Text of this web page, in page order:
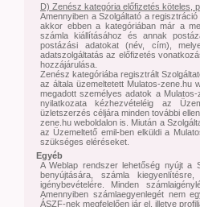
D) Zenész kategória előfizetés köteles,
Amennyiben a Szolgáltató a
akkor ebben a kategóriában már a
számla kiállításához és annak
postázási adatokat (név, cím),
adatszolgáltatás az előfizetés
hozzájárulása.
Zenész kategóriába regisztrált
az általa üzemeltetett Mulatos-zene.hu
megadott személyes adatok a
nyilatkozata kézhezvételéig az
üzletszerzés céljára minden további
zene.hu weboldalon is. Miután a
az Üzemeltető emil-ben elküldi a
szükséges eléréseket.
Egyéb
A Weblap rendszer lehetőség nyújt a
benyújtására, számla
igénybevételére. Minden
Amennyiben számlaegyenlegét nem
ÁSZF-nek megfelelően jár el, illetve